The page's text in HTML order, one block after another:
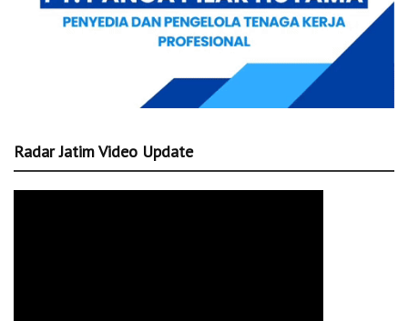
Radar Jatim Video Update